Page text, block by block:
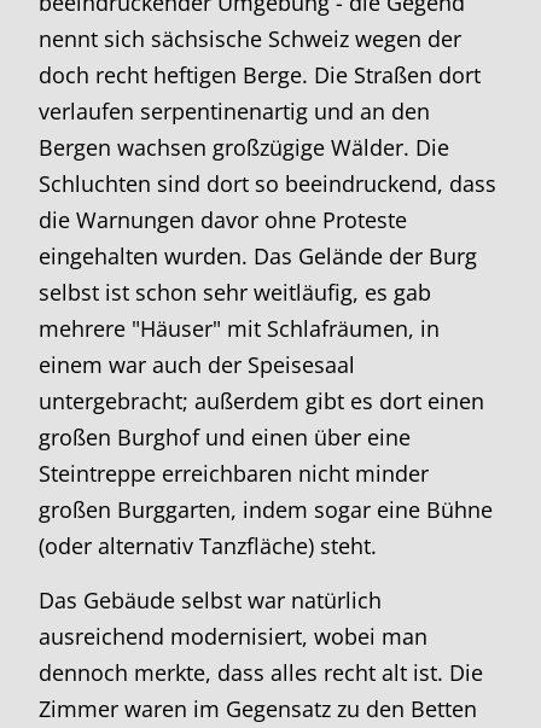
nennt sich sächsische Schweiz wegen der
doch recht heftigen Berge. Die Straßen dort
verlaufen serpentinenartig und an den
Bergen wachsen großzügige Wälder. Die
Schluchten sind dort so beeindruckend, dass
die Warnungen davor ohne Proteste
eingehalten wurden. Das Gelände der Burg
selbst ist schon sehr weitläufig, es gab
mehrere "Häuser" mit Schlafräumen, in
einem war auch der Speisesaal
untergebracht; außerdem gibt es dort einen
großen Burghof und einen über eine
Steintreppe erreichbaren nicht minder
großen Burggarten, indem sogar eine Bühne
(oder alternativ Tanzfläche) steht.
Das Gebäude selbst war natürlich
ausreichend modernisiert, wobei man
dennoch merkte, dass alles recht alt ist. Die
Zimmer waren im Gegensatz zu den Betten